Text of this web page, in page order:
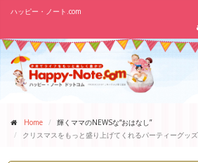
ハッピー・ノート.com
Home
輝くママのNEWSな“おはなし”
クリスマスをもっと盛り上げてくれるパーティーグッ